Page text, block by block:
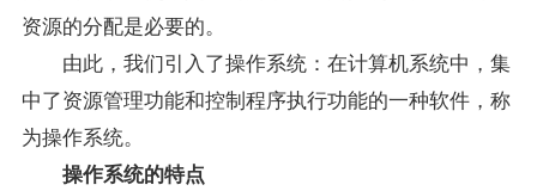
资源的分配是必要的。
由此，我们引入了操作系统：在计算机系统中，集
中了资源管理功能和控制程序执行功能的一种软件，称
为操作系统。
操作系统的特点